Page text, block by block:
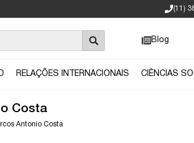
(11)
Blog
RELAÇÕES INTERNACIONAIS CIÊNCIAS
Costa
Antonio Costa